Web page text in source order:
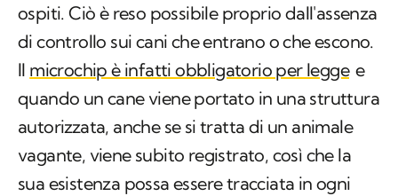
ospiti. Ciò è reso possibile proprio dall'assenza
di controllo sui cani che entrano o che escono.
Il microchip è infatti obbligatorio per legge e
quando un cane viene portato in una struttura
autorizzata, anche se si tratta di un animale
vagante, viene subito registrato, così che la
sua esistenza possa essere tracciata in ogni